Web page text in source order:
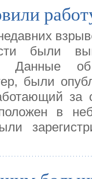
были
Данные
были
за
в